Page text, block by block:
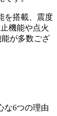
を搭載、震度
機能や点火
が多数ござ